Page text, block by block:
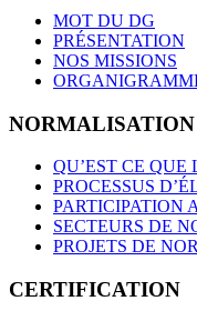
MOT DU DG
PRÉSENTATION
NOS MISSIONS
NORMALISATION
QU’EST CE
PROCESSUS
PARTICIPATION
SECTEURS DE
PROJETS DE
CERTIFICATION